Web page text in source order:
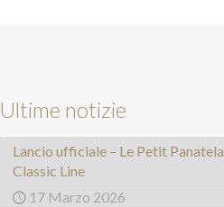
Ultime notizie
Lancio ufficiale – Le Petit Panatela
Classic Line
17 Marzo 2026